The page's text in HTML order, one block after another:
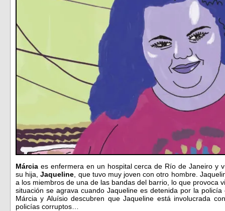
Márcia es enfermera en un hospital cerca de Río de Janeiro y
su hija,Jaqueline , que tuvo muy joven con otro hombre.
a los miembros de una de las bandas del barrio, lo que provoca
situación se agrava cuando Jaqueline es detenida por la
Márcia y Aluísio descubren que Jaqueline está involucrada
policías corruptos…